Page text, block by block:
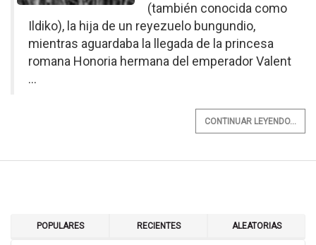
(también conocida como
Ildiko), la hija de un reyezuelo bungundio,
mientras aguardaba la llegada de la princesa
romana Honoria hermana del emperador Valent
...
CONTINUAR LEYENDO...
POPULARES RECIENTES ALEATORIAS